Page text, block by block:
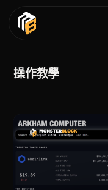
操作教學